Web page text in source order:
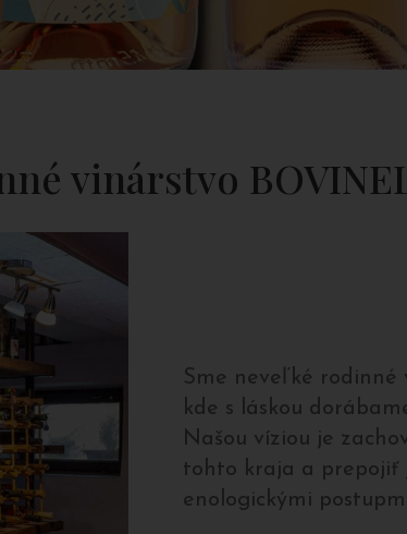
vinárstvo
Sme neveľké
kde s láskou
Našou víziou je
tohto kraja a prepojiť
enologickými